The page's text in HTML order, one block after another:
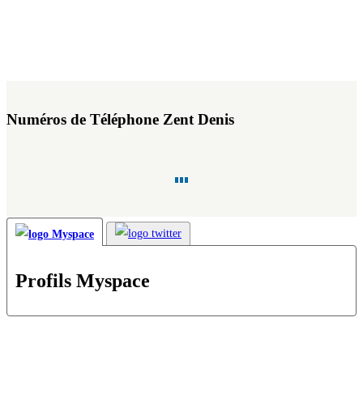
Numéros de Téléphone Zent Denis
Profils Myspace